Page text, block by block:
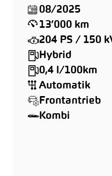
08/2025
13’000 km
204 PS / 150
Hybrid
0,4 l/100km
Automatik
Frontantrieb
Kombi